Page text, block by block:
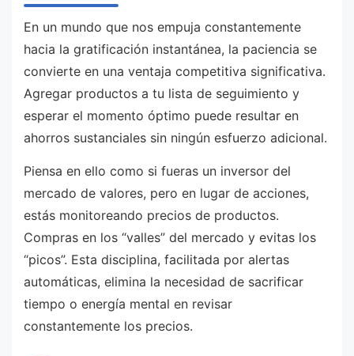
En un mundo que nos empuja constantemente
hacia la gratificación instantánea, la paciencia se
convierte en una ventaja competitiva significativa.
Agregar productos a tu lista de seguimiento y
esperar el momento óptimo puede resultar en
ahorros sustanciales sin ningún esfuerzo adicional.
Piensa en ello como si fueras un inversor del
mercado de valores, pero en lugar de acciones,
estás monitoreando precios de productos.
Compras en los “valles” del mercado y evitas los
“picos”. Esta disciplina, facilitada por alertas
automáticas, elimina la necesidad de sacrificar
tiempo o energía mental en revisar
constantemente los precios.